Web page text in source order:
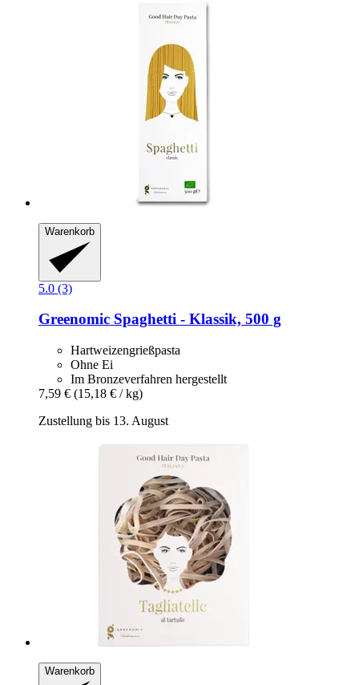
Warenkorb
5.0 (3)
Greenomic Spaghetti -​ Klassik, 500 g
Hartweizengrießpasta
Ohne Ei
Im Bronzeverfahren hergestellt
7,59 € (15,18 € / kg)
Zustellung bis 13. August
Warenkorb